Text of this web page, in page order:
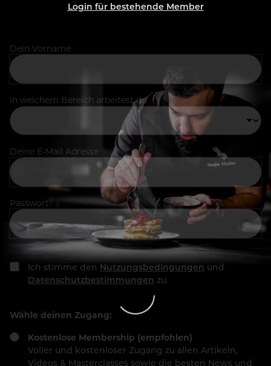
Login für bestehende Member
Dein Vorname
In welchem Bereich arbeitest du
Deine E-Mail Adresse
Passwort
Ich stimme den Nutzungsbedingungen und
Datenschutzbestimmungen zu.
Wähle deinen Zugang:
Kostenlose Membership (empfohlen)
Voller und kostenloser Zugang zu allen Artikeln,
Videos & Masterclasses sowie die besten News und